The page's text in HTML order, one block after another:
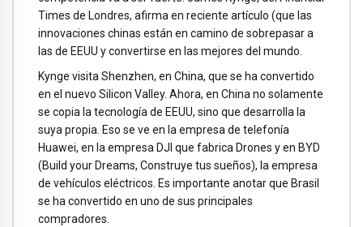
Times de Londres, afirma en reciente artículo (que las
innovaciones chinas están en camino de sobrepasar a
las de EEUU y convertirse en las mejores del mundo.
Kynge visita Shenzhen, en China, que se ha convertido
en el nuevo Silicon Valley. Ahora, en China no solamente
se copia la tecnología de EEUU, sino que desarrolla la
suya propia. Eso se ve en la empresa de telefonía
Huawei, en la empresa DJI que fabrica Drones y en BYD
(Build your Dreams, Construye tus sueños), la empresa
de vehículos eléctricos. Es importante anotar que Brasil
se ha convertido en uno de sus principales
compradores.